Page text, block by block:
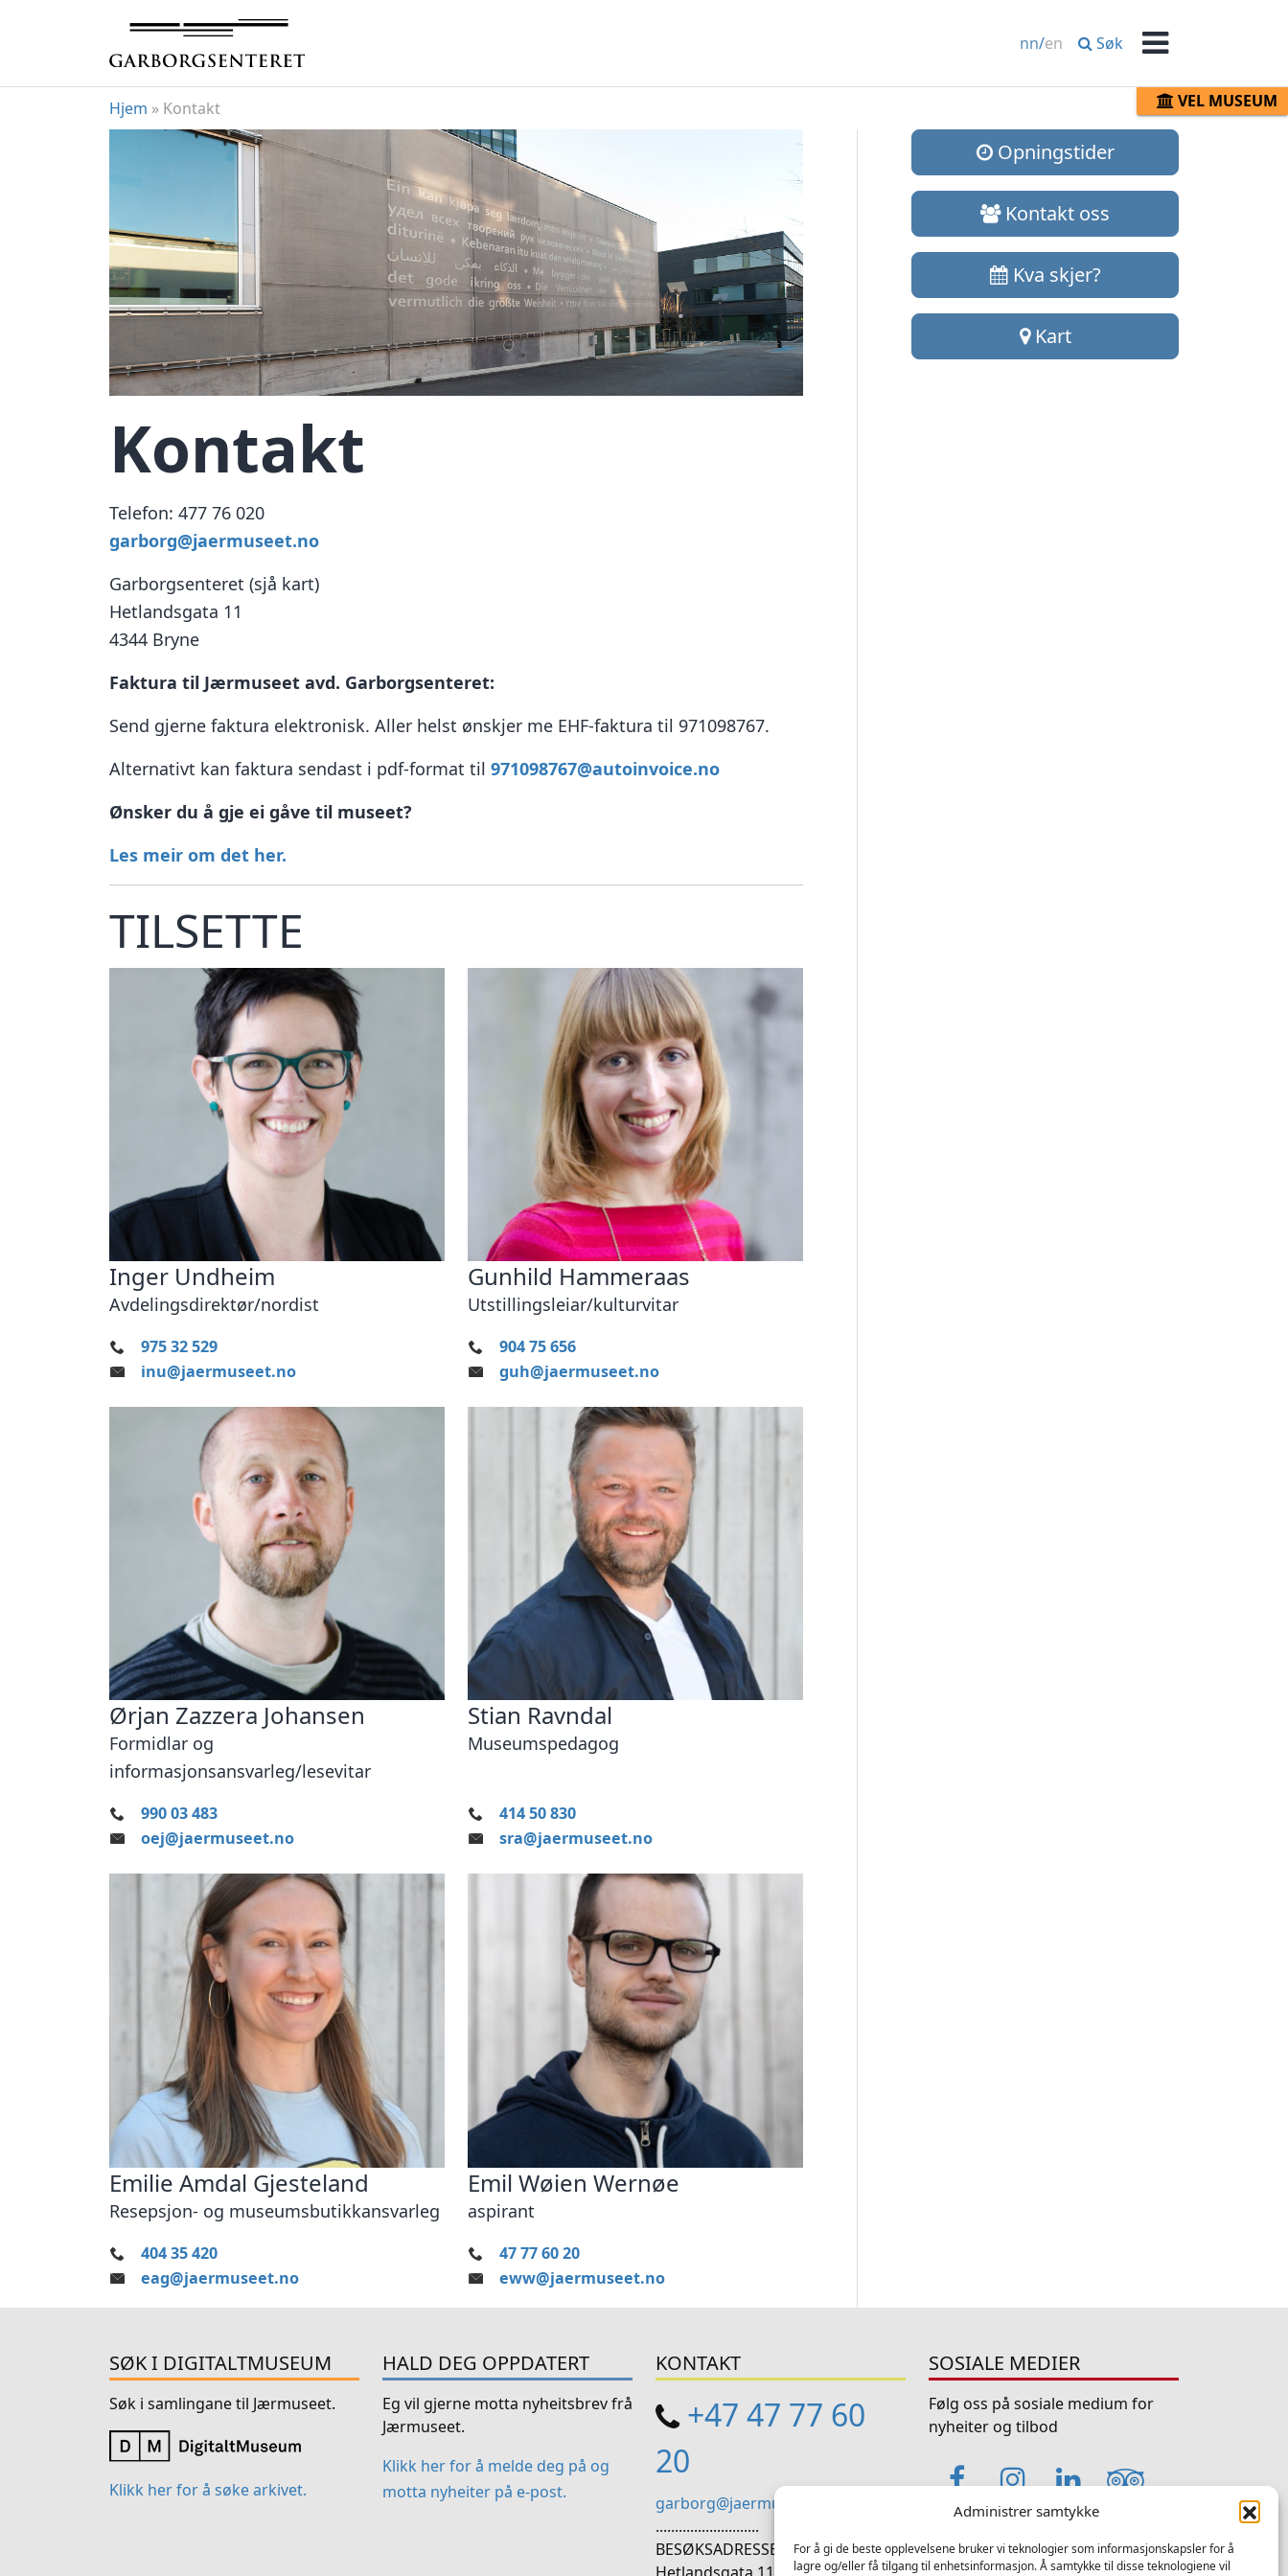
Administrer samtykke
For å gi de beste opplevelsene bruker vi teknologier som informasjonskapsler for å
lagre og/eller få tilgang til enhetsinformasjon. Å samtykke til disse teknologiene vil
nn/en Søk
Hjem » Kontakt VEL MUSEUM
Kontakt
Telefon: 477 76 020
garborg@jaermuseet.no
Garborgsenteret (sjå kart)
Hetlandsgata 11
4344 Bryne
Faktura til Jærmuseet avd. Garborgsenteret:
Send gjerne faktura elektronisk. Aller helst ønskjer me EHF-faktura til 971098767.
Alternativt kan faktura sendast i pdf-format til 971098767@autoinvoice.no
Ønsker du å gje ei gåve til museet?
Les meir om det her.
TILSETTE
Inger Undheim
Avdelingsdirektør/nordist
975 32 529
inu@jaermuseet.no
Gunhild Hammeraas
Utstillingsleiar/kulturvitar
904 75 656
guh@jaermuseet.no
Ørjan Zazzera Johansen
Formidlar og
informasjonsansvarleg/lesevitar
990 03 483
oej@jaermuseet.no
Stian Ravndal
Museumspedagog
414 50 830
sra@jaermuseet.no
Emilie Amdal Gjesteland
Resepsjon- og museumsbutikkansvarleg
404 35 420
eag@jaermuseet.no
Emil Wøien Wernøe
aspirant
47 77 60 20
eww@jaermuseet.no
Opningstider
Kontakt oss
Kva skjer?
Kart
SØK I DIGITALTMUSEUM
Søk i samlingane til Jærmuseet.
Klikk her for å søke arkivet.
HALD DEG OPPDATERT
Eg vil gjerne motta nyheitsbrev frå
Jærmuseet.
Klikk her for å melde deg på og
motta nyheiter på e-post.
KONTAKT
+47 47 77 60
20
garborg@jaermuseet.no
...........................
BESØKSADRESSE:
SOSIALE MEDIER
Følg oss på sosiale medium for
nyheiter og tilbod
Facebook
Instagram
LinkedIn
YouTube